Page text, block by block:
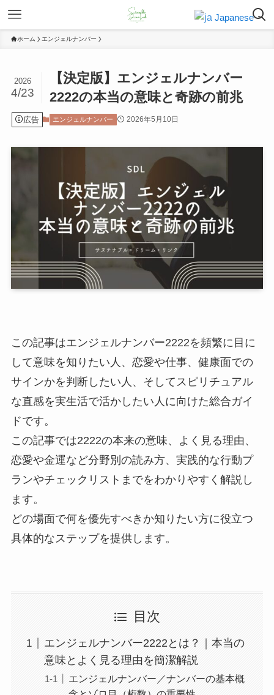
ホーム エンジェルナンバー
【決定版】エンジェルナンバー
2222の本当の意味と奇跡の前兆
2026
4/23
広告 エンジェルナンバー 2026年5月10日
この記事はエンジェルナンバー2222を頻繁に目に
して意味を知りたい人、恋愛や仕事、健康面での
サインかを判断したい人、そしてスピリチュアル
な直感を実生活で活かしたい人に向けた総合ガイ
ドです。
この記事では2222の本来の意味、よく見る理由、
恋愛や金運など分野別の読み方、実践的な行動プ
ランやチェックリストまでをわかりやすく解説し
ます。
どの場面で何を優先すべきか知りたい方に役立つ
具体的なステップを提供します。
目次
エンジェルナンバー2222とは？｜本当の
意味とよく見る理由を簡潔解説
エンジェルナンバー／ナンバーの基本概
Japanese ▼